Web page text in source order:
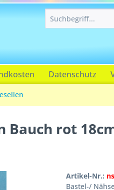
Datenschutz
Bauch rot
Artikel-Nr.:
Bastel-/